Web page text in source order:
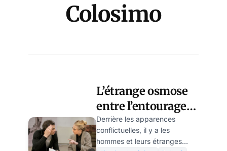
Colosimo
L’étrange osmose
entre l’entourage
de Macron et
l’entourage de
Derrière les apparences
conflictuelles, il y a les
hommes et leurs étranges